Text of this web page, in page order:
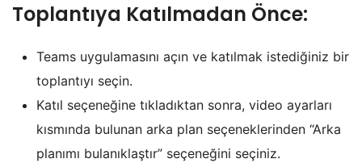
Toplantıya Katılmadan Önce:
Teams uygulamasını açın ve katılmak istediğiniz bir
toplantıyı seçin.
Katıl seçeneğine tıkladıktan sonra, video ayarları
kısmında bulunan arka plan seçeneklerinden “Arka
planımı bulanıklaştır” seçeneğini seçiniz.